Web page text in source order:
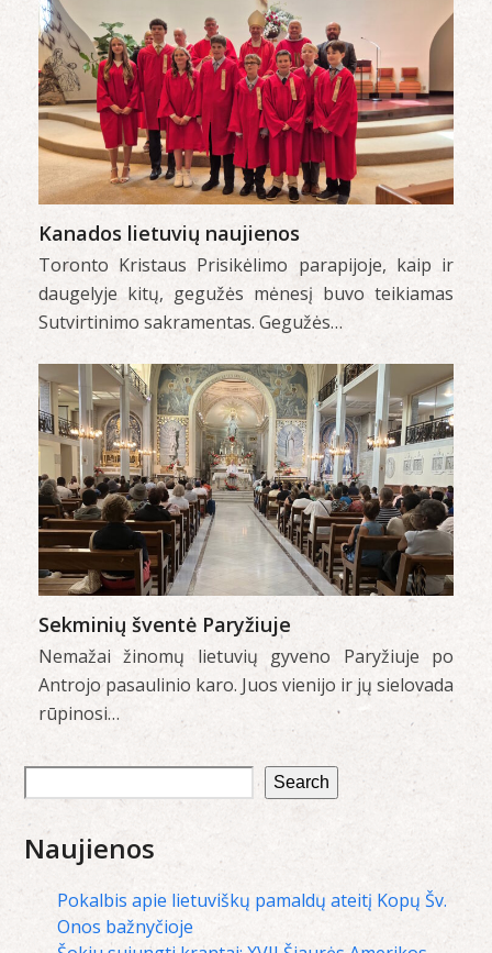
Kanados lietuvių naujienos
Toronto Kristaus Prisikėlimo parapijoje, kaip ir
daugelyje kitų, gegužės mėnesį buvo teikiamas
Sutvirtinimo sakramentas. Gegužės…
Sekminių šventė Paryžiuje
Nemažai žinomų lietuvių gyveno Paryžiuje po
Antrojo pasaulinio karo. Juos vienijo ir jų sielovada
rūpinosi…
Search
Naujienos
Pokalbis apie lietuviškų pamaldų ateitį Kopų Šv.
Onos bažnyčioje